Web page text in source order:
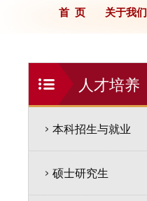
首 页 关于我们
人才培养
本科招生与就业
硕士研究生